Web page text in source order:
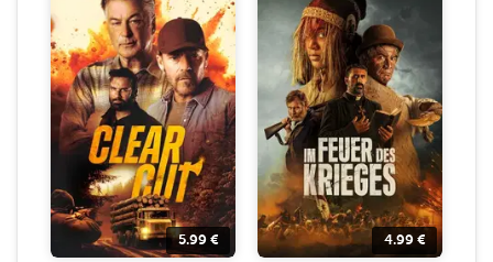
5.99 € 4.99 €